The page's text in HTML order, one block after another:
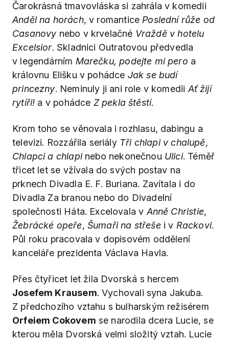
Čarokrásná tmavovláska si zahrála v komedii
Anděl na horách, v romantice Poslední růže od
Casanovy nebo v krvelačné Vraždě v hotelu
Excelsior. Skladnici Outratovou předvedla
v legendárním Marečku, podejte mi pero a
královnu Elišku v pohádce Jak se budí
princezny. Neminuly ji ani role v komedii Ať žijí
rytíři! a v pohádce Z pekla štěstí.
Krom toho se věnovala i rozhlasu, dabingu a
televizi. Rozzářila seriály Tři chlapi v chalupě,
Chlapci a chlapinebo nekonečnou Ulici. Téměř
třicet let se vžívala do svých postav na
prknech Divadla E. F. Buriana. Zavítala i do
Divadla Za branou nebo do Divadelní
společnosti Háta. Excelovala v Anně Christie,
Žebrácké opeře, Šumaři na střešei v Rackovi.
Půl roku pracovala v dopisovém oddělení
kanceláře prezidenta Václava Havla.
Přes čtyřicet let žila Dvorská s hercem
Josefem Krausem. Vychovali syna Jakuba.
Z předchozího vztahu s bulharským režisérem
Orfeiem Cokovem se narodila dcera Lucie, se
kterou měla Dvorská velmi složitý vztah. Lucie